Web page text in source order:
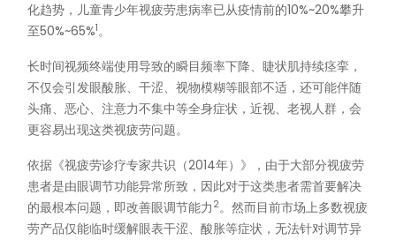
化趋势，儿童青少年视疲劳患病率已从疫情前的10%~20%攀升
至50%~65%1。
长时间视频终端使用导致的瞬目频率下降、睫状肌持续痉挛，
不仅会引发眼酸胀、干涩、视物模糊等眼部不适，还可能伴随
头痛、恶心、注意力不集中等全身症状，近视、老视人群，会
更容易出现这类视疲劳问题。
依据《视疲劳诊疗专家共识（2014年）》，由于大部分视疲劳
患者是由眼调节功能异常所致，因此对于这类患者需首要解决
的最根本问题，即改善眼调节能力 2。然而目前市场上多数视疲
劳产品仅能临时缓解眼表干涩、酸胀等症状，无法针对调节异